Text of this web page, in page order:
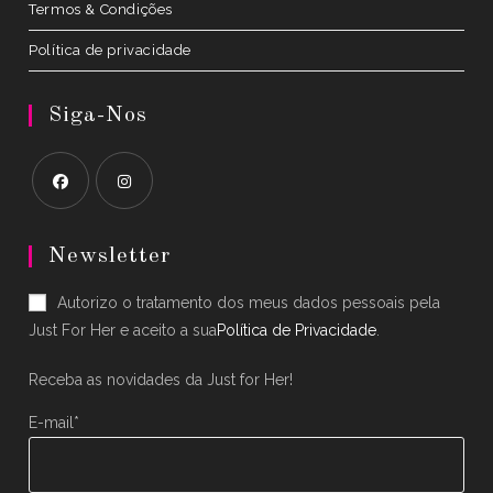
Termos & Condições
Política de privacidade
Siga-Nos
in
new
tab
in
new
tab
Newsletter
Autorizo o tratamento dos meus dados pessoais pela
Just For Her e aceito a suaPolítica de Privacidade
Receba as novidades da Just for Her!
E-mail*